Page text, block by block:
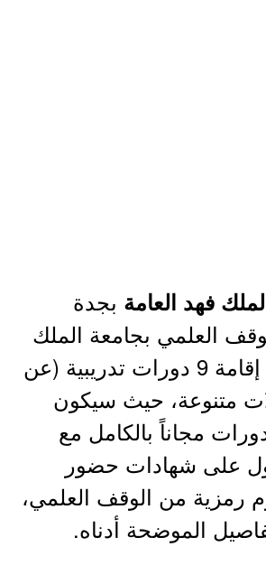
فهد العامة بجدة
العلمي بجامعة الملك
عبدالعزيز عن إقامة 9 دورات تدريبية (عن
متنوعة، حيث سيكون
مجاناً بالكامل مع
على شهادات حضور
رمزية من الوقف العلمي،
الموضحة أدناه.